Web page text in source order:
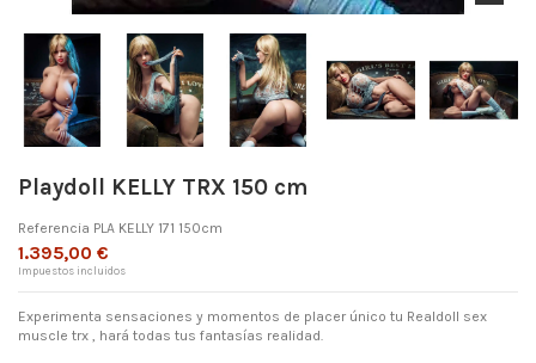
Playdoll KELLY TRX 150 cm
Referencia PLA KELLY 171 150cm
1.395,00 €
Impuestos incluidos
Experimenta sensaciones y momentos de placer único tu Realdoll sex
muscle trx , hará todas tus fantasías realidad.